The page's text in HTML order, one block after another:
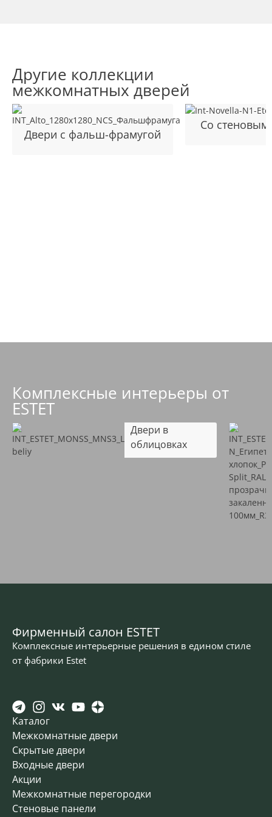
Другие коллекции
межкомнатных дверей
Двери с фальш-фрамугой
Cо
Комплексные интерьеры от
ESTET
Двери в
облицовках
Фирменный салон ESTET
Комплексные интерьерные решения в едином стиле
от фабрики Estet
Каталог
Межкомнатные двери
Скрытые двери
Входные двери
Акции
Межкомнатные перегородки
Стеновые панели